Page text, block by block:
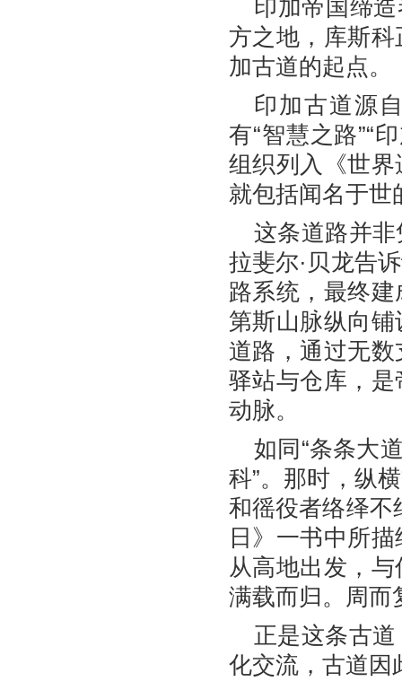
印加帝国缔
方之地，库斯
加古道的起点。
印加古道源
有“智慧之路”“
组织列入《世
就包括闻名于世
这条道路并
拉斐尔·贝龙告
路系统，最终
第斯山脉纵向
道路，通过无
驿站与仓库，
动脉。
如同“条条大
科”。那时，纵
和徭役者络绎不
日》一书中所
从高地出发，
满载而归。周而
正是这条古
化交流，古道因